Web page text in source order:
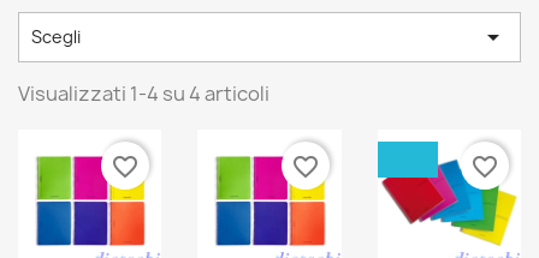
Scegli 
Visualizzati 1-4 su 4 articoli
favorite_border favorite_border favorite_border